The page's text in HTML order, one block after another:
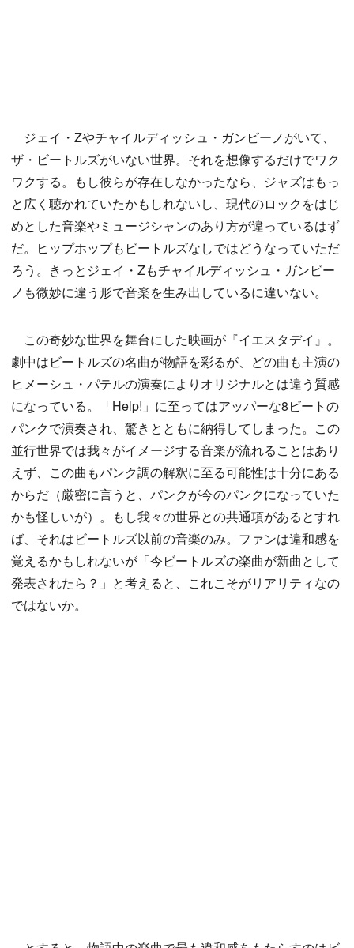
ジェイ・Zやチャイルディッシュ・ガンビーノがいて、
ザ・ビートルズがいない世界。それを想像するだけでワク
ワクする。もし彼らが存在しなかったなら、ジャズはもっ
と広く聴かれていたかもしれないし、現代のロックをはじ
めとした音楽やミュージシャンのあり方が違っているはず
だ。ヒップホップもビートルズなしではどうなっていただ
ろう。きっとジェイ・Zもチャイルディッシュ・ガンビー
ノも微妙に違う形で音楽を生み出しているに違いない。
この奇妙な世界を舞台にした映画が『イエスタデイ』。
劇中はビートルズの名曲が物語を彩るが、どの曲も主演の
ヒメーシュ・パテルの演奏によりオリジナルとは違う質感
になっている。「Help!」に至ってはアッパーな8ビートの
パンクで演奏され、驚きとともに納得してしまった。この
並行世界では我々がイメージする音楽が流れることはあり
えず、この曲もパンク調の解釈に至る可能性は十分にある
からだ（厳密に言うと、パンクが今のパンクになっていた
かも怪しいが）。もし我々の世界との共通項があるとすれ
ば、それはビートルズ以前の音楽のみ。ファンは違和感を
覚えるかもしれないが「今ビートルズの楽曲が新曲として
発表されたら？」と考えると、これこそがリアリティなの
ではないか。